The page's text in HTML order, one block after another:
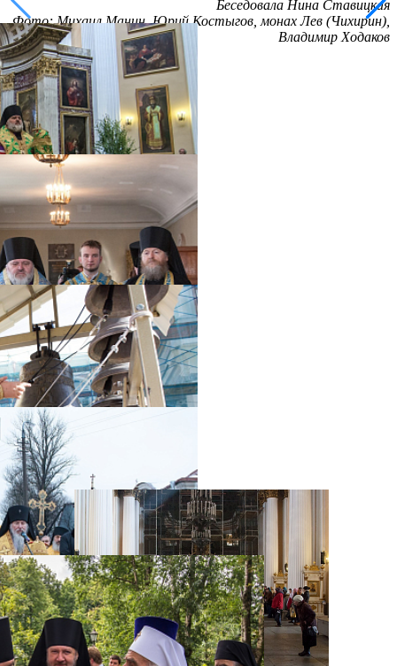
Беседовала Нина Ставицкая
Фото: Михаил Манин, Юрий Костыгов, монах Лев (Чихирин),
Владимир Ходаков
Распечатать
Фото